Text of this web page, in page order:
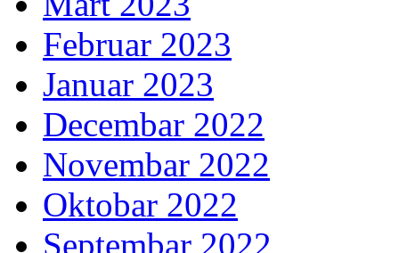
Februar 2023
Januar 2023
Decembar 2022
Novembar 2022
Oktobar 2022
Septembar 2022